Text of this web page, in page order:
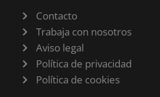
Contacto
Trabaja con nosotros
Aviso legal
Política de privacidad
Política de cookies